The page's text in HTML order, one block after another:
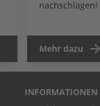
nachschlagen!
Mehr dazu
INFORMATIONEN